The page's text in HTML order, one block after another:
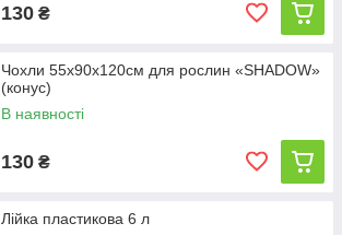
130 ₴
Чохли 55х90х120см для рослин «SHADOW»
(конус)
В наявності
130 ₴
Лійка пластикова 6 л